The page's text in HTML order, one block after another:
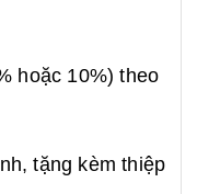
hoặc 10%) theo
tặng kèm thiệp